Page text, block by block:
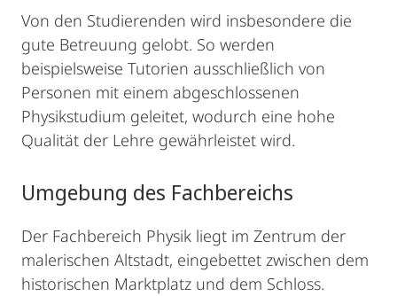
Von den Studierenden wird insbesondere die
gute Betreuung gelobt. So werden
beispielsweise Tutorien ausschließlich von
Personen mit einem abgeschlossenen
Physikstudium geleitet, wodurch eine hohe
Qualität der Lehre gewährleistet wird.
Umgebung des Fachbereichs
Der Fachbereich Physik liegt im Zentrum der
malerischen Altstadt, eingebettet zwischen dem
historischen Marktplatz und dem Schloss.